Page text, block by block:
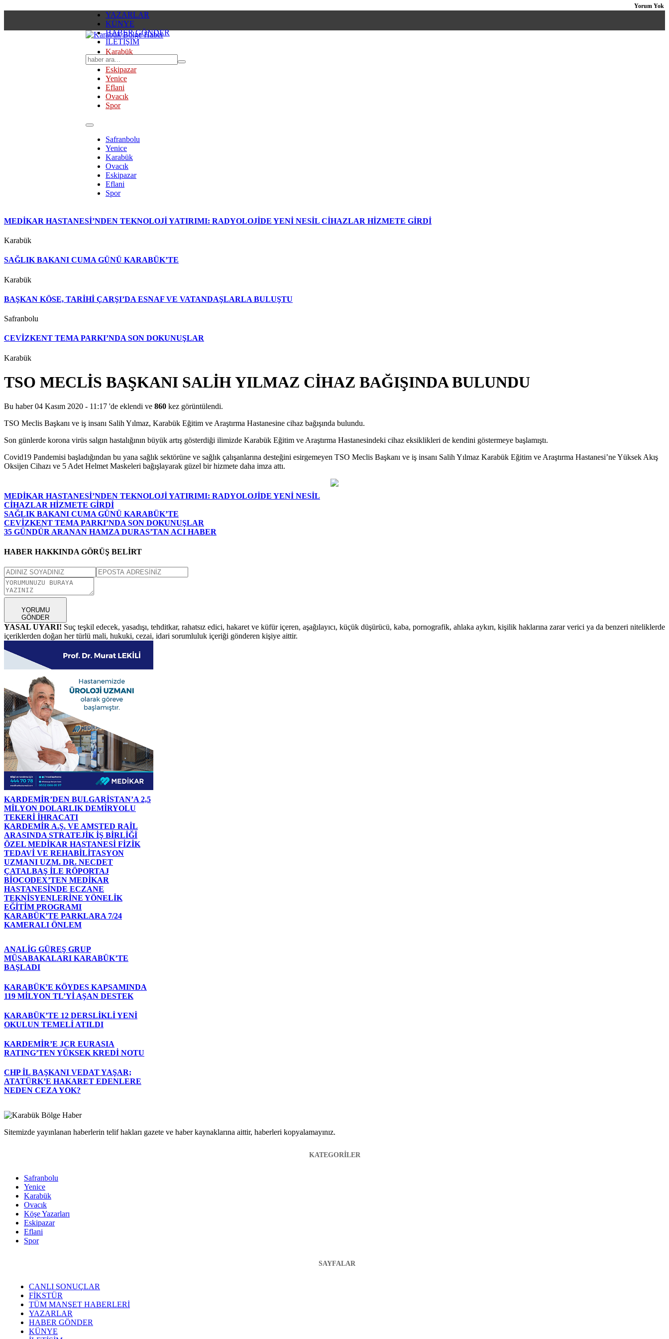
YAZARLAR
KÜNYE
HABER GÖNDER
İLETİŞİM
Karabük
Safranbolu
Eskipazar
Yenice
Eflani
Ovacık
Spor
Safranbolu
Yenice
Karabük
Ovacık
Eskipazar
Eflani
Spor
MEDİKAR HASTANESİ’NDEN TEKNOLOJİ YATIRIMI: RADYOLOJİDE YENİ NESİL CİHAZLAR HİZMETE GİRDİ
Karabük
SAĞLIK BAKANI CUMA GÜNÜ KARABÜK’TE
Karabük
BAŞKAN KÖSE, TARİHİ ÇARŞI’DA ESNAF VE VATANDAŞLARLA BULUŞTU
Safranbolu
CEVİZKENT TEMA PARKI’NDA SON DOKUNUŞLAR
Karabük
TSO MECLİS BAŞKANI SALİH YILMAZ CİHAZ BAĞIŞINDA BULUNDU
Bu haber 04 Kasım 2020 - 11:17 'de eklendi ve 860 kez görüntülendi.
TSO Meclis Başkanı ve iş insanı Salih Yılmaz, Karabük Eğitim ve Araştırma Hastanesine cihaz bağışında bulundu.
Son günlerde korona virüs salgın hastalığının büyük artış gösterdiği ilimizde Karabük Eğitim ve Araştırma Hastanesindeki cihaz eksiklikleri de kendini göstermeye başlamıştı.
Covid19 Pandemisi başladığından bu yana sağlık sektörüne ve sağlık çalışanlarına desteğini esirgemeyen TSO Meclis Başkanı ve iş insanı Salih Yılmaz Karabük Eğitim ve Araştırma Hastanesi’ne Yüksek Akış
Oksijen Cihazı ve 5 Adet Helmet Maskeleri bağışlayarak güzel bir hizmete daha imza attı.
MEDİKAR HASTANESİ’NDEN TEKNOLOJİ YATIRIMI: RADYOLOJİDE YENİ NESİL
CİHAZLAR HİZMETE GİRDİ
SAĞLIK BAKANI CUMA GÜNÜ KARABÜK’TE
CEVİZKENT TEMA PARKI’NDA SON DOKUNUŞLAR
35 GÜNDÜR ARANAN HAMZA DURAS’TAN ACI HABER
HABER HAKKINDA GÖRÜŞ BELİRT
Yorum Yok
YORUMU
GÖNDER
YASAL UYARI! Suç teşkil edecek, yasadışı, tehditkar, rahatsız edici, hakaret ve küfür içeren, aşağılayıcı, küçük düşürücü, kaba, pornografik, ahlaka aykırı, kişilik haklarına zarar verici ya da benzeri niteliklerde
içeriklerden doğan her türlü mali, hukuki, cezai, idari sorumluluk içeriği gönderen kişiye aittir.
KARDEMİR’DEN BULGARİSTAN’A 2,5
MİLYON DOLARLIK DEMİRYOLU
TEKERİ İHRACATI
KARDEMİR A.Ş. VE AMSTED RAİL
ARASINDA STRATEJİK İŞ BİRLİĞİ
ÖZEL MEDİKAR HASTANESİ FİZİK
TEDAVİ VE REHABİLİTASYON
UZMANI UZM. DR. NECDET
ÇATALBAŞ İLE RÖPORTAJ
BİOCODEX’TEN MEDİKAR
HASTANESİNDE ECZANE
TEKNİSYENLERİNE YÖNELİK
EĞİTİM PROGRAMI
KARABÜK’TE PARKLARA 7/24
KAMERALI ÖNLEM
ANALİG GÜREŞ GRUP
MÜSABAKALARI KARABÜK’TE
BAŞLADI
KARABÜK’E KÖYDES KAPSAMINDA
119 MİLYON TL’Yİ AŞAN DESTEK
KARABÜK’TE 12 DERSLİKLİ YENİ
OKULUN TEMELİ ATILDI
KARDEMİR’E JCR EURASIA
RATING’TEN YÜKSEK KREDİ NOTU
CHP İL BAŞKANI VEDAT YAŞAR;
ATATÜRK’E HAKARET EDENLERE
NEDEN CEZA YOK?
Sitemizde yayınlanan haberlerin telif hakları gazete ve haber kaynaklarına aittir, haberleri kopyalamayınız.
KATEGORİLER
Safranbolu
Yenice
Karabük
Ovacık
Köşe Yazarları
Eskipazar
Eflani
Spor
SAYFALAR
CANLI SONUÇLAR
FİKSTÜR
TÜM MANŞET HABERLERİ
YAZARLAR
HABER GÖNDER
KÜNYE